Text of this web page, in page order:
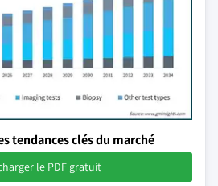
tendances clés du marché
le PDF gratuit